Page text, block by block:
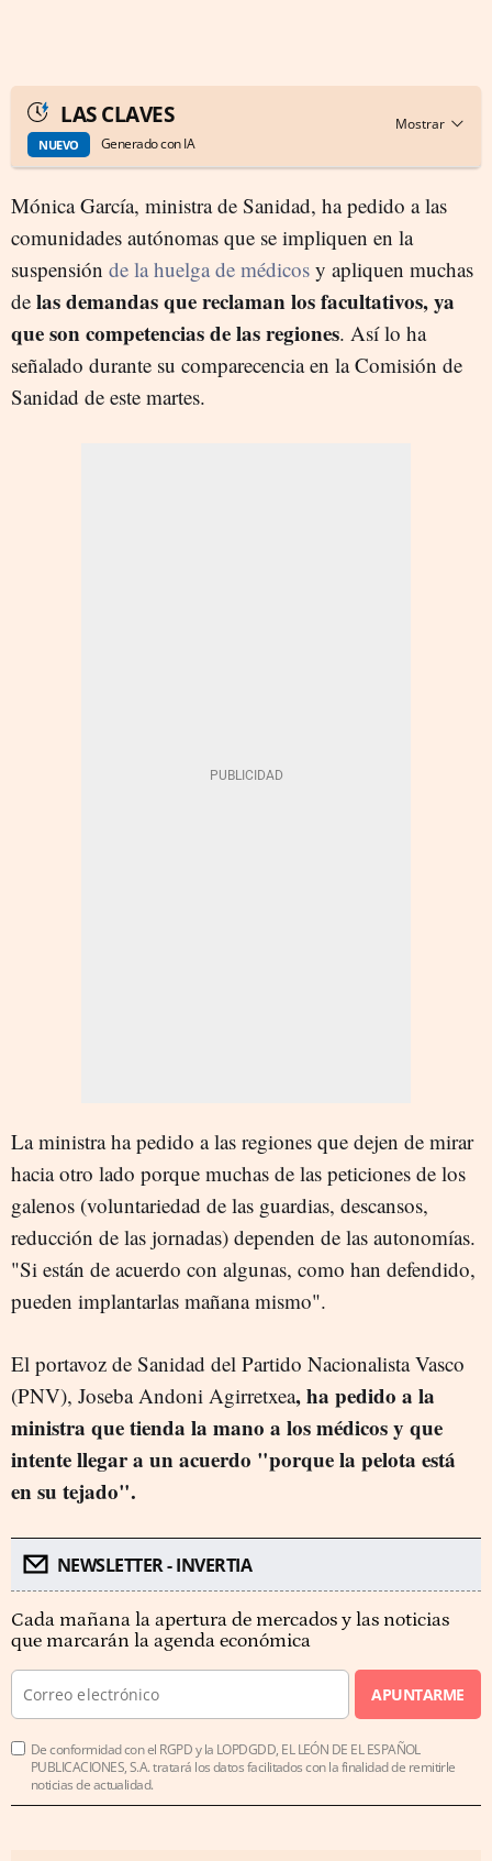
LAS CLAVES
NUEVO Generado con IA
Mónica García, ministra de Sanidad, ha pedido a las
comunidades autónomas que se impliquen en la
suspensión de la huelga de médicos y apliquen muchas
de las demandas que reclaman los facultativos, ya
que son competencias de las regiones. Así lo ha
señalado durante su comparecencia en la Comisión de
Sanidad de este martes.
La ministra ha pedido a las regiones que dejen de mirar
hacia otro lado porque muchas de las peticiones de los
galenos (voluntariedad de las guardias, descansos,
reducción de las jornadas) dependen de las autonomías.
"Si están de acuerdo con algunas, como han defendido,
pueden implantarlas mañana mismo".
El portavoz de Sanidad del Partido Nacionalista Vasco
(PNV), Joseba Andoni Agirretxea, ha pedido a la
ministra que tienda la mano a los médicos y que
intente llegar a un acuerdo "porque la pelota está
en su tejado".
NEWSLETTER - INVERTIA
Cada mañana la apertura de mercados y las noticias
que marcarán la agenda económica
APUNTARME
De conformidad con el RGPD y la LOPDGDD, EL LEÓN DE EL ESPAÑOL
PUBLICACIONES, S.A. tratará los datos facilitados con la finalidad de remitirle
noticias de actualidad.